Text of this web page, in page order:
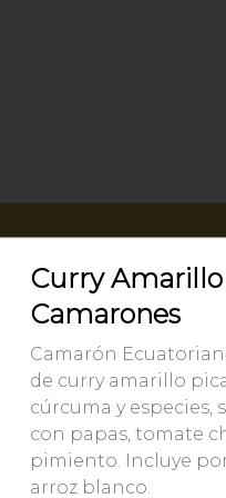
productos y más
Curry
Camarones
Camarón
de curry amarillo
cúrcuma y especies,
con papas, tomate
pimiento. Incluye
arroz blanco.